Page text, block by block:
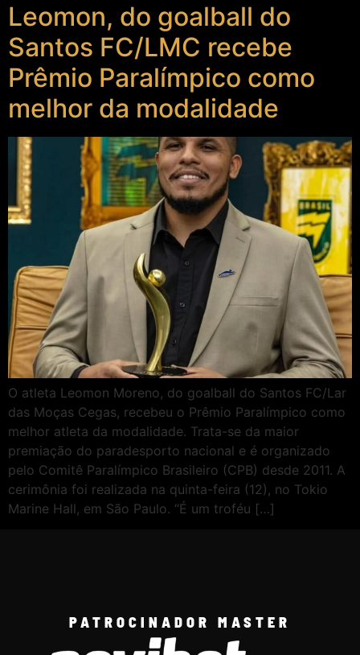
Leomon, do goalball do
Santos FC/LMC recebe
Prêmio Paralímpico como
melhor da modalidade
O atleta Leomon Moreno, do goalball do Santos FC/Lar
das Moças Cegas, recebeu o Prêmio Paralímpico como
melhor atleta da modalidade. Trata-se da maior
premiação do paradesporto nacional e é organizado
pelo Comitê Paralímpico Brasileiro (CPB) desde 2011. A
cerimônia foi realizada na quinta-feira (12), no Tokio
Marine Hall, em São Paulo. “É um troféu […]
PATROCINADOR MASTER